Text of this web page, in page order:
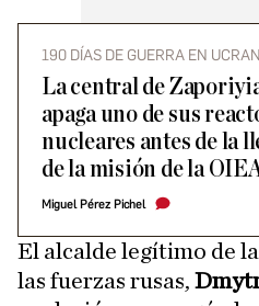
190 DÍAS DE GUERRA EN
La central de
apaga uno de sus
nucleares antes de la
de la misión de la
Miguel Pérez Pichel
El alcalde legítimo de
las fuerzas rusas,